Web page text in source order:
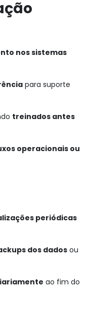
nos sistemas
para suporte
treinados antes
operacionais ou
periódicas
dos dados ou
ao fim do